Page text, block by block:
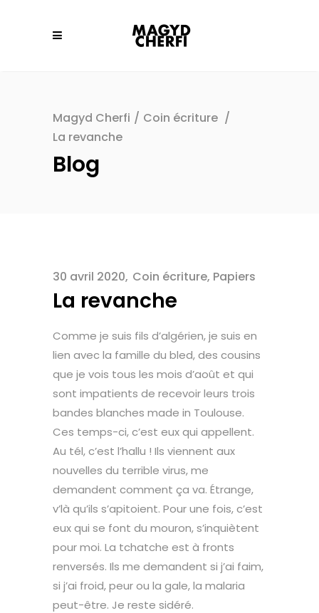
Magyd Cherfi / Coin écriture /
La revanche
Blog
30 avril 2020 Coin écriture, Papiers
La revanche
Comme je suis fils d’algérien, je suis en
lien avec la famille du bled, des cousins
que je vois tous les mois d’août et qui
sont impatients de recevoir leurs trois
bandes blanches made in Toulouse.
Ces temps-ci, c’est eux qui appellent.
Au tél, c’est l’hallu ! Ils viennent aux
nouvelles du terrible virus, me
demandent comment ça va. Étrange,
v’là qu’ils s’apitoient. Pour une fois, c’est
eux qui se font du mouron, s’inquiètent
pour moi. La tchatche est à fronts
renversés. Ils me demandent si j’ai faim,
si j’ai froid, peur ou la gale, la malaria
peut-être. Je reste sidéré.